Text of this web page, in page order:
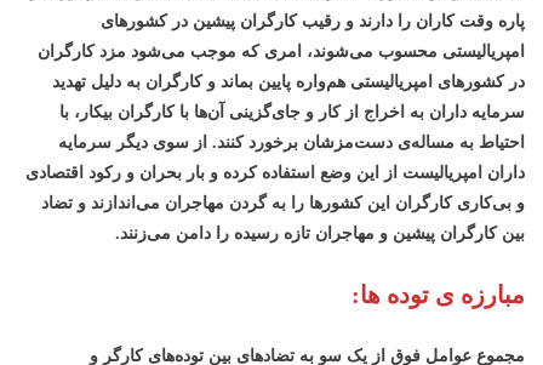
پاره وقت کاران را دارند و رقیب کارگران پیشین در کشورهای
امپریالیستی محسوب می‌شوند، امری که موجب می‌شود مزد کارگران
در کشورهای امپریالیستی هم‌واره پایین بماند و کارگران به دلیل تهدید
سرمایه داران به اخراج از کار و جای‌گزینی آن‌ها با کارگران بیکار، با
احتیاط به مساله‌ی دست‌مزشان برخورد کنند. از سوی دیگر سرمایه
داران امپریالیست از این وضع استفاده کرده و بار بحران و رکود اقتصادی
و بی‌کاری کارگران این کشورها را به گردن مهاجران می‌اندازند و تضاد
بین کارگران پیشین و مهاجران تازه رسیده را دامن می‌زنند.
مبارزه ی توده ها:
مجموع عوامل فوق از یک سو به تضادهای بین توده‌های کارگر و